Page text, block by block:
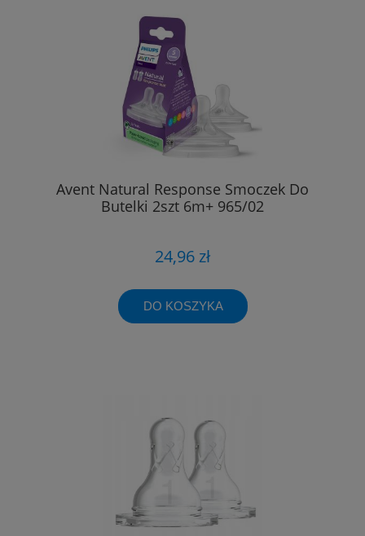
Avent Natural Response Smoczek Do
Butelki 2szt 6m+ 965/02
24,96 zł
DO KOSZYKA